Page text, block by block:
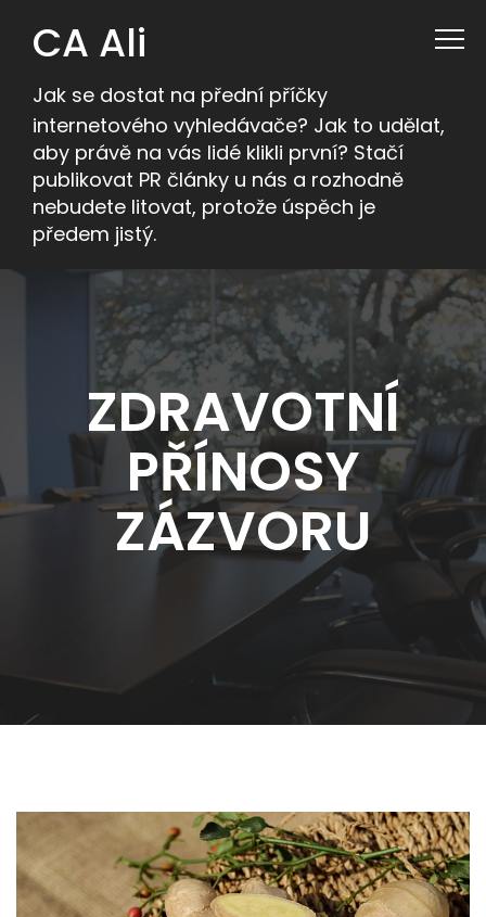
CA Ali
Jak se dostat na přední příčky
internetového vyhledávače? Jak to udělat,
aby právě na vás lidé klikli první? Stačí
publikovat PR články u nás a rozhodně
nebudete litovat, protože úspěch je
předem jistý.
ZDRAVOTNÍ
PŘÍNOSY
ZÁZVORU